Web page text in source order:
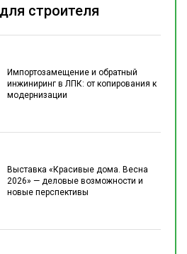
Импортозамещение и обратный
инжиниринг в ЛПК: от копирования к
модернизации
Выставка «Красивые дома. Весна
2026» — деловые возможности и
новые перспективы
строителя